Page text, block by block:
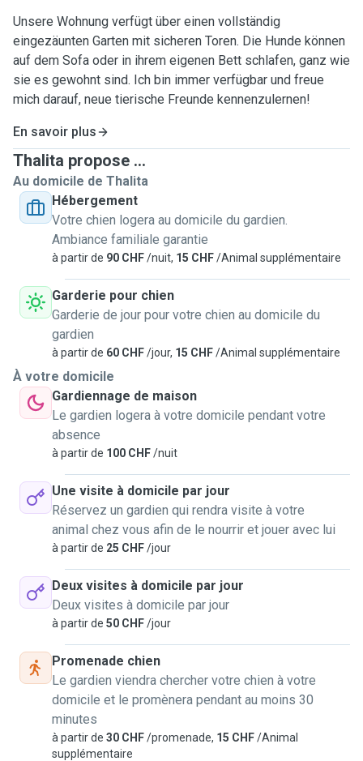
Unsere Wohnung verfügt über einen vollständig
eingezäunten Garten mit sicheren Toren. Die Hunde können
auf dem Sofa oder in ihrem eigenen Bett schlafen, ganz wie
sie es gewohnt sind. Ich bin immer verfügbar und freue
mich darauf, neue tierische Freunde kennenzulernen!
En savoir plus
Thalita propose ...
Au domicile de Thalita
Hébergement
Votre chien logera au domicile du gardien.
Ambiance familiale garantie
à partir de 90 CHF/nuit, 15 CHF/Animal supplémentaire
Garderie pour chien
Garderie de jour pour votre chien au domicile du
gardien
à partir de 60 CHF/jour, 15 CHF/Animal supplémentaire
À votre domicile
Gardiennage de maison
Le gardien logera à votre domicile pendant votre
absence
à partir de 100 CHF/nuit
Une visite à domicile par jour
Réservez un gardien qui rendra visite à votre
animal chez vous afin de le nourrir et jouer avec lui
à partir de 25 CHF/jour
Deux visites à domicile par jour
Deux visites à domicile par jour
à partir de 50 CHF/jour
Promenade chien
Le gardien viendra chercher votre chien à votre
domicile et le promènera pendant au moins 30
minutes
à partir de 30 CHF/promenade, 15 CHF/Animal
supplémentaire